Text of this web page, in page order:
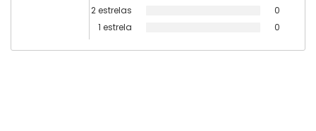
2 estrelas
0
1 estrela
0